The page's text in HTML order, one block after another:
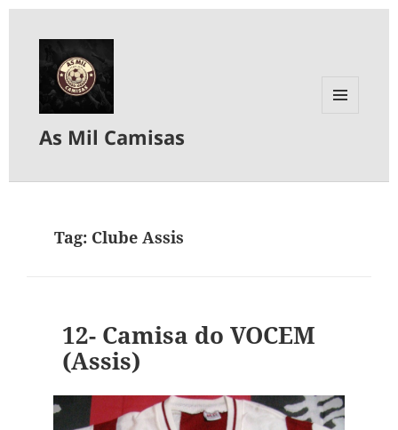
As Mil Camisas
Tag: Clube Assis
12- Camisa do VOCEM
(Assis)